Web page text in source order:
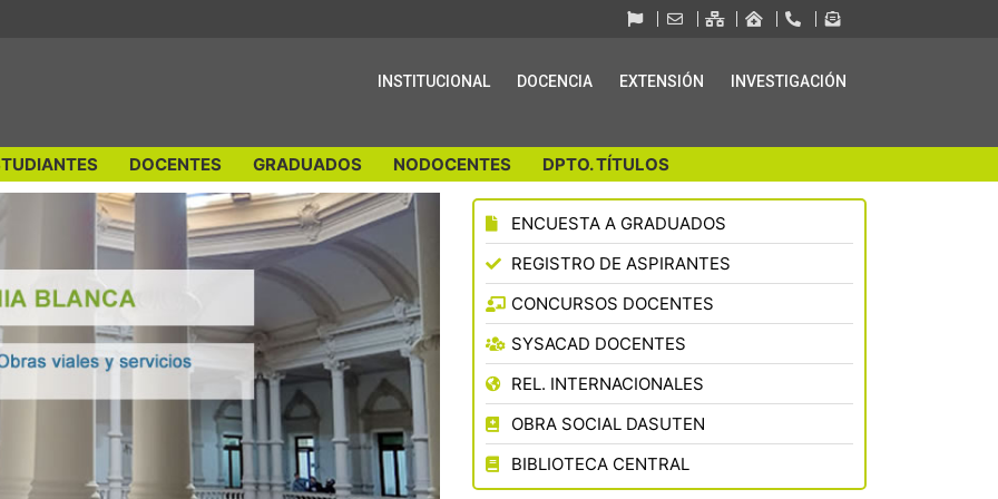
INSTITUCIONAL DOCENCIA EXTENSIÓN INVESTIGACIÓN
DOCENTES GRADUADOS NODOCENTES DPTO. TÍTULOS
ENCUESTA A GRADUADOS
REGISTRO DE ASPIRANTES
CONCURSOS DOCENTES
SYSACAD DOCENTES
REL. INTERNACIONALES
OBRA SOCIAL DASUTEN
BIBLIOTECA CENTRAL